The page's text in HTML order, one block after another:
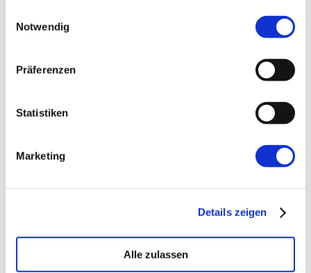
Notwendig
Präferenzen
Statistiken
Marketing
Details zeigen
Alle zulassen
← Vorherige: